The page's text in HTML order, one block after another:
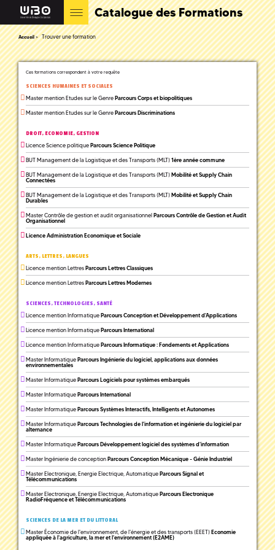
Catalogue des Formations
Accueil Trouver une formation
Ces formations correspondent à votre requête
SCIENCES HUMAINES ET SOCIALES
Master mention Etudes sur le GenreParcours Corps et biopolitiques
Master mention Etudes sur le GenreParcours Discriminations
DROIT, ECONOMIE, GESTION
Licence Science politiqueParcours Science Politique
BUT Management de la Logistique et des Transports (MLT)1ère année commune
BUT Management de la Logistique et des Transports (MLT)Mobilité et Supply Chain
Connectées
BUT Management de la Logistique et des Transports (MLT)Mobilité et Supply Chain
Durables
Master Contrôle de gestion et audit organisationnelParcours Contrôle de Gestion et Audit
Organisationnel
Licence Administration Economique et Sociale
ARTS, LETTRES, LANGUES
Licence mention LettresParcours Lettres Classiques
Licence mention LettresParcours Lettres Modernes
SCIENCES, TECHNOLOGIES, SANTÉ
Licence mention InformatiqueParcours Conception et Développement d'Applications
Licence mention InformatiqueParcours International
Licence mention InformatiqueParcours Informatique : Fondements et Applications
Master InformatiqueParcours Ingénierie du logiciel, applications aux données
environnementales
Master InformatiqueParcours Logiciels pour systèmes embarqués
Master InformatiqueParcours International
Master InformatiqueParcours Systèmes Interactifs, Intelligents et Autonomes
Master InformatiqueParcours Technologies de l'information et ingénierie du logiciel par
alternance
Master InformatiqueParcours Développement logiciel des systèmes d'information
Master Ingénierie de conceptionParcours Conception Mécanique - Génie Industriel
Master Electronique, Energie Electrique, AutomatiqueParcours Signal et
Télécommunications
Master Electronique, Energie Electrique, AutomatiqueParcours Electronique
RadioFréquence et Télécommunications
SCIENCES DE LA MER ET DU LITTORAL
Master Économie de l'environnement, de l'énergie et des transports (EEET)Economie
appliquée à l'agriculture, la mer et l'environnement (E2AME)